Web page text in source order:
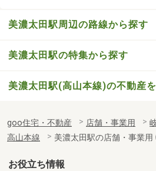
美濃太田駅周辺の路線から探す
美濃太田駅の特集から探す
美濃太田駅(高山本線)の不動産
goo住宅・不動産 店舗・事業用
高山本線
美濃太田駅の店舗・事業用
お役立ち情報